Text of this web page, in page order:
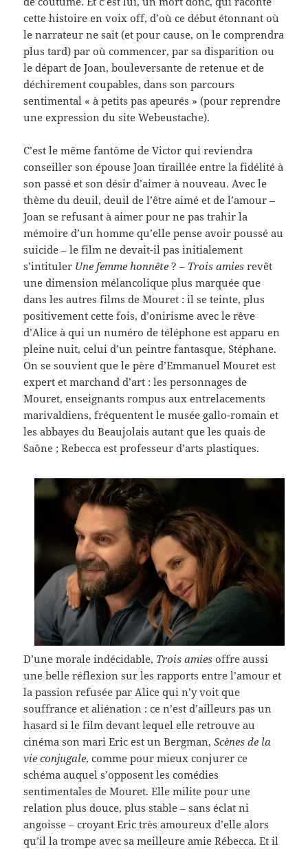
cette histoire en voix off, d’où ce début étonnant où
le narrateur ne sait (et pour cause, on le comprendra
plus tard) par où commencer, par sa disparition ou
le départ de Joan, bouleversante de retenue et de
déchirement coupables, dans son parcours
sentimental « à petits pas apeurés » (pour reprendre
une expression du site Webeustache).
C’est le même fantôme de Victor qui reviendra
conseiller son épouse Joan tiraillée entre la fidélité à
son passé et son désir d’aimer à nouveau. Avec le
thème du deuil, deuil de l’être aimé et de l’amour –
Joan se refusant à aimer pour ne pas trahir la
mémoire d’un homme qu’elle pense avoir poussé au
suicide – le film ne devait-il pas initialement
s’intituler Une femme honnête ? – Trois amies revêt
une dimension mélancolique plus marquée que
dans les autres films de Mouret : il se teinte, plus
positivement cette fois, d’onirisme avec le rêve
d’Alice à qui un numéro de téléphone est apparu en
pleine nuit, celui d’un peintre fantasque, Stéphane.
On se souvient que le père d’Emmanuel Mouret est
expert et marchand d’art : les personnages de
Mouret, enseignants rompus aux entrelacements
marivaldiens, fréquentent le musée gallo-romain et
les abbayes du Beaujolais autant que les quais de
Saône ; Rebecca est professeur d’arts plastiques.
D’une morale indécidable, Trois amiesoffre aussi
une belle réflexion sur les rapports entre l’amour et
la passion refusée par Alice qui n’y voit que
souffrance et aliénation : ce n’est d’ailleurs pas un
hasard si le film devant lequel elle retrouve au
cinéma son mari Eric est un Bergman,Scènes de la
vie conjugale, comme pour mieux conjurer ce
schéma auquel s’opposent les comédies
sentimentales de Mouret. Elle milite pour une
relation plus douce, plus stable – sans éclat ni
angoisse – croyant Eric très amoureux d’elle alors
qu’il la trompe avec sa meilleure amie Rébecca. Et il